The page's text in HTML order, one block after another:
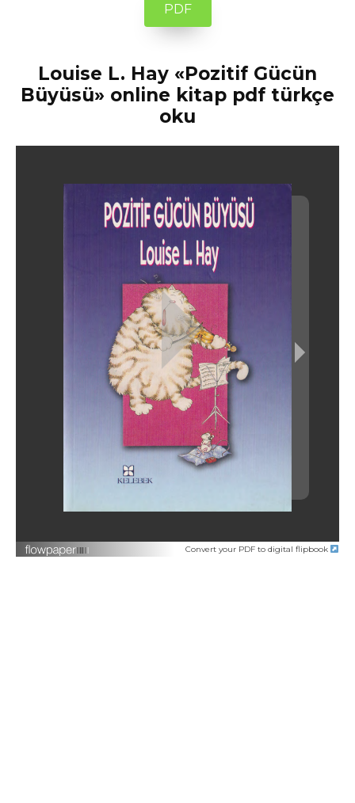
PDF
Louise L. Hay «Pozitif Gücün
Büyüsü» online kitap pdf türkçe
oku
Convert your PDF to digital flipbook